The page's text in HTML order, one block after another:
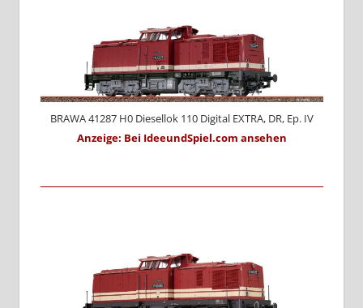
BRAWA 41287 H0 Diesellok 110 Digital EXTRA, DR, Ep. IV
Anzeige: Bei IdeeundSpiel.com ansehen